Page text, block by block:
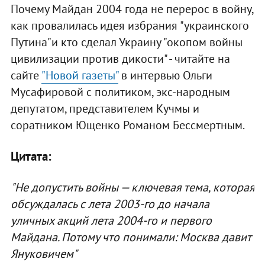
Почему Майдан 2004 года не перерос в войну,
как провалилась идея избрания "украинского
Путина"и кто сделал Украину "окопом войны
цивилизации против дикости" - читайте на
сайте"Новой газеты"в интервью Ольги
Мусафировой с политиком, экс-народным
депутатом, представителем Кучмы и
соратником Ющенко Романом Бессмертным.
Цитата:
"Не допустить войны — ключевая тема, которая
обсуждалась с лета 2003-го до начала
уличных акций лета 2004-го и первого
Майдана. Потому что понимали: Москва давит
Януковичем"